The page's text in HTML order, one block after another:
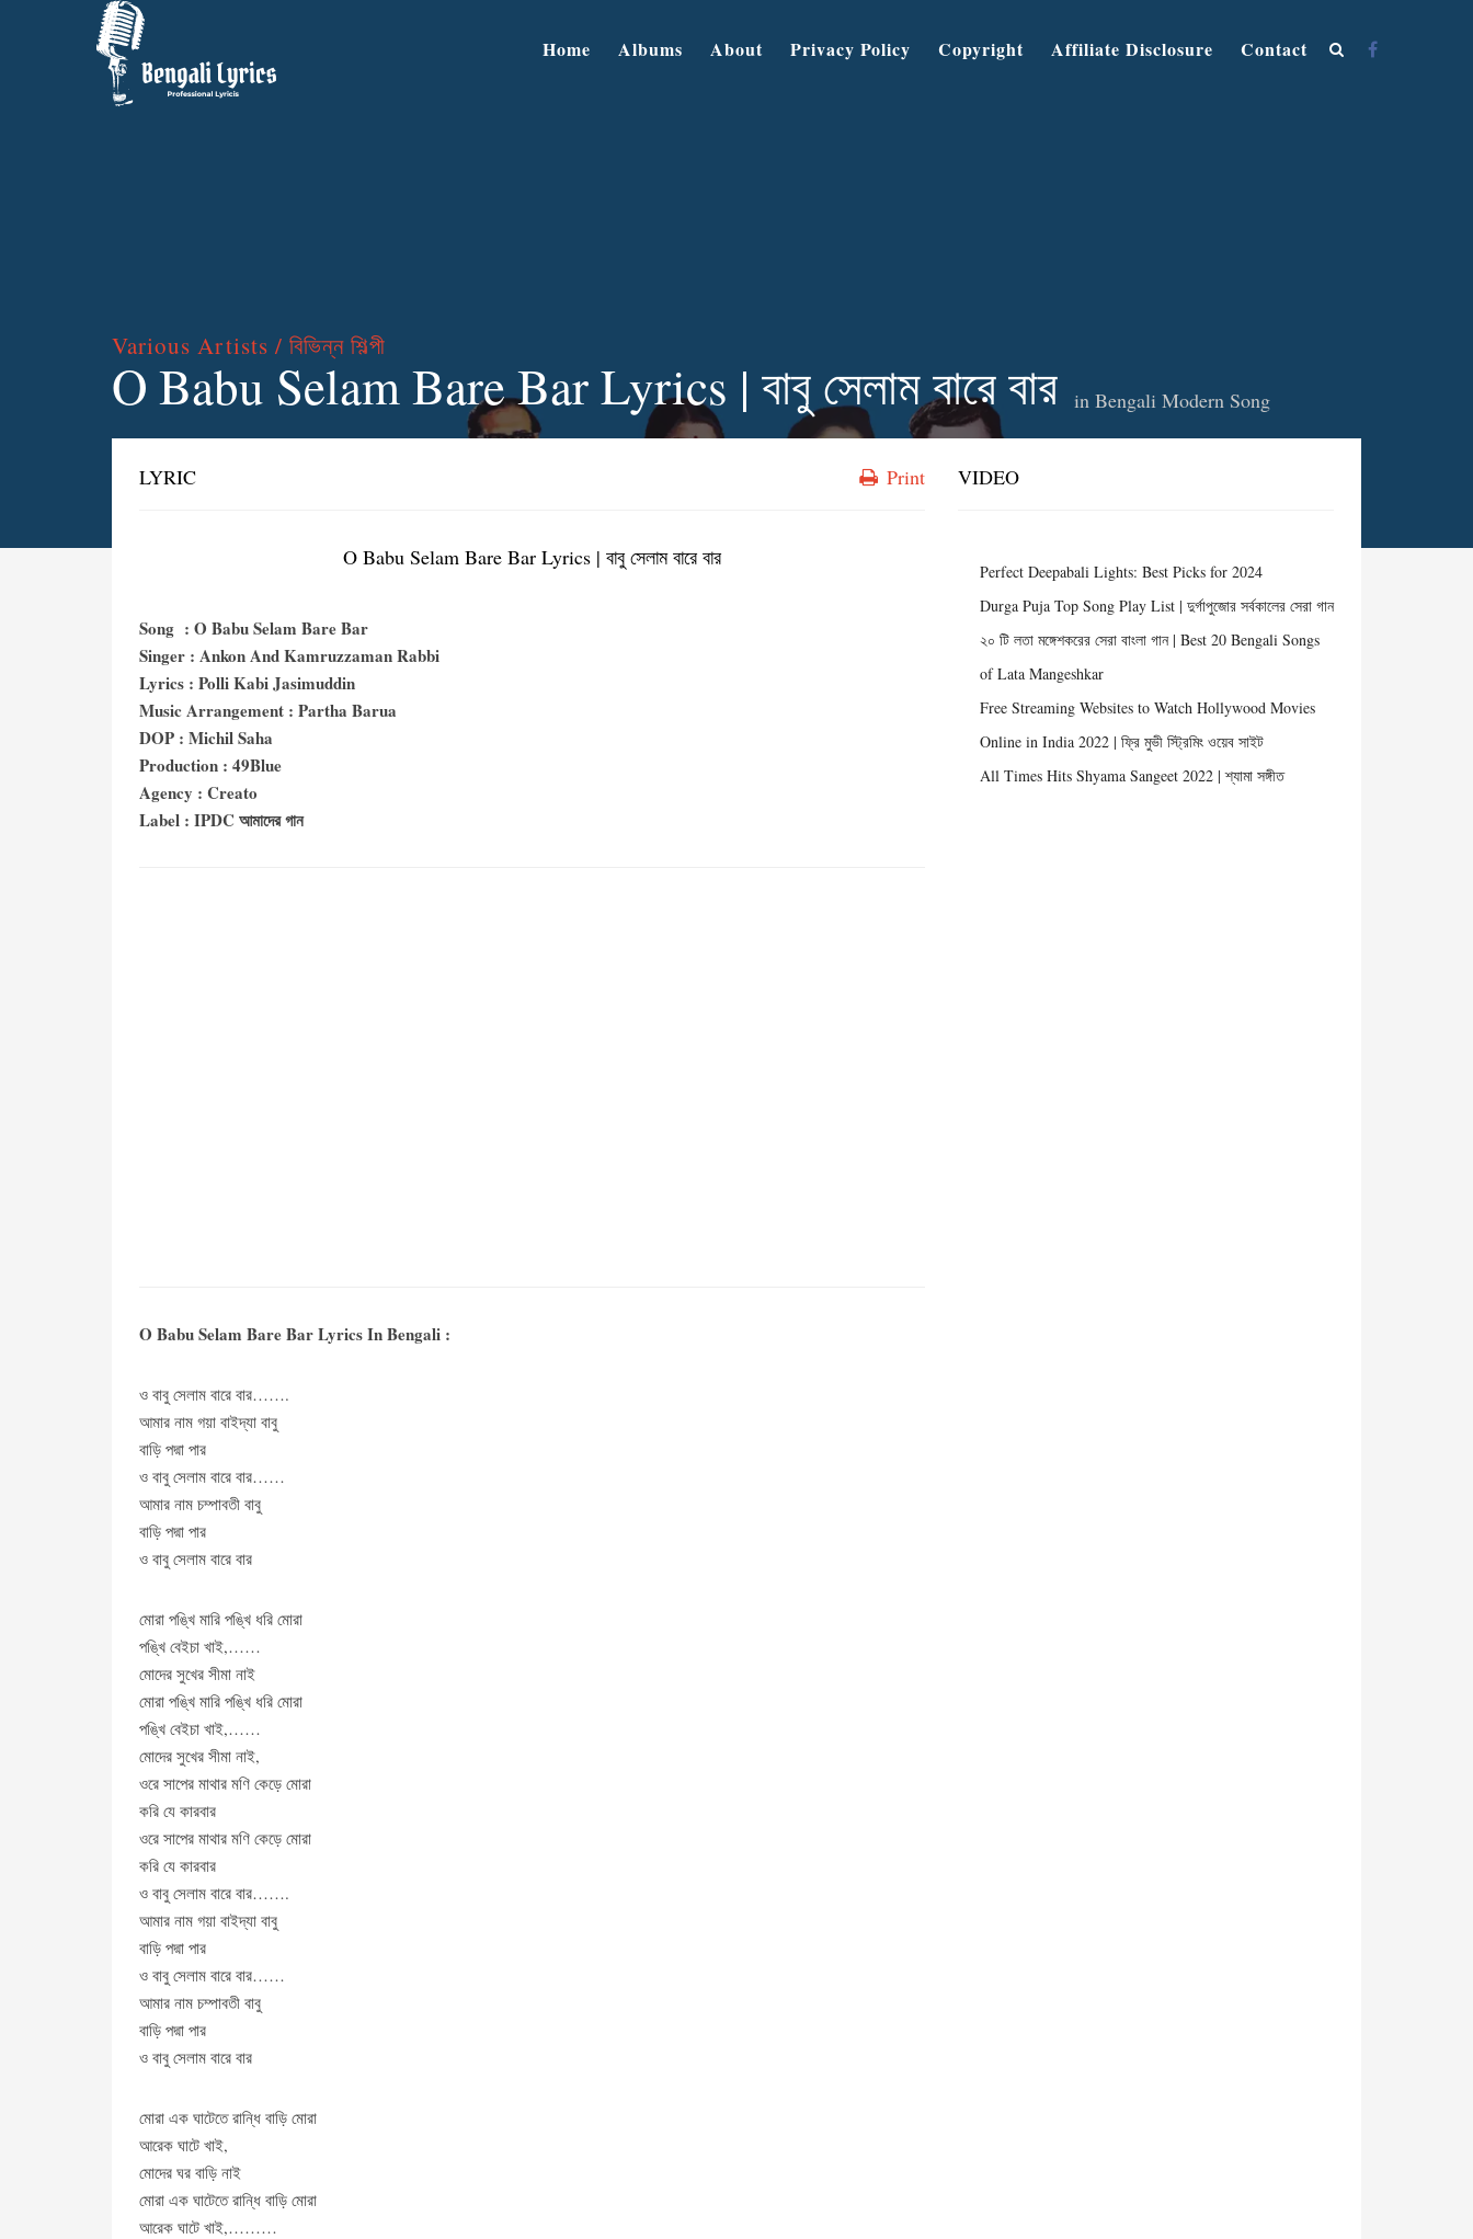
Home Albums About Privacy Policy Copyright Affiliate Disclosure Contact
Various Artists / বিভিন্ন শিল্পী
O Babu Selam Bare Bar Lyrics | বাবু সেলাম বারে বার in Bengali Modern Song
LYRIC Print
O Babu Selam Bare Bar Lyrics | বাবু সেলাম বারে বার
Song : O Babu Selam Bare Bar
Singer : Ankon And Kamruzzaman Rabbi
Lyrics : Polli Kabi Jasimuddin
Music Arrangement : Partha Barua
DOP : Michil Saha
Production : 49Blue
Agency : Creato
Label : IPDC আমাদের গান
O Babu Selam Bare Bar Lyrics In Bengali :
ও বাবু সেলাম বারে বার…….
আমার নাম গয়া বাইদ্যা বাবু
বাড়ি পদ্মা পার
ও বাবু সেলাম বারে বার……
আমার নাম চম্পাবতী বাবু
বাড়ি পদ্মা পার
ও বাবু সেলাম বারে বার
মোরা পঙ্খি মারি পঙ্খি ধরি মোরা
পঙ্খি বেইচা খাই,……
মোদের সুখের সীমা নাই
মোরা পঙ্খি মারি পঙ্খি ধরি মোরা
পঙ্খি বেইচা খাই,……
মোদের সুখের সীমা নাই,
ওরে সাপের মাথার মণি কেড়ে মোরা
করি যে কারবার
ওরে সাপের মাথার মণি কেড়ে মোরা
করি যে কারবার
ও বাবু সেলাম বারে বার…….
আমার নাম গয়া বাইদ্যা বাবু
বাড়ি পদ্মা পার
ও বাবু সেলাম বারে বার……
আমার নাম চম্পাবতী বাবু
বাড়ি পদ্মা পার
ও বাবু সেলাম বারে বার
মোরা এক ঘাটেতে রান্ধি বাড়ি মোরা
আরেক ঘাটে খাই,
মোদের ঘর বাড়ি নাই
মোরা এক ঘাটেতে রান্ধি বাড়ি মোরা
আরেক ঘাটে খাই,………
VIDEO
Perfect Deepabali Lights: Best Picks for 2024
Durga Puja Top Song Play List | দুর্গাপুজোর সর্বকালের সেরা গান
২০ টি লতা মঙ্গেশকরের সেরা বাংলা গান | Best 20 Bengali Songs
of Lata Mangeshkar
Free Streaming Websites to Watch Hollywood Movies
Online in India 2022 | ফ্রি মুভী স্ট্রিমিং ওয়েব সাইট
All Times Hits Shyama Sangeet 2022 | শ্যামা সঙ্গীত